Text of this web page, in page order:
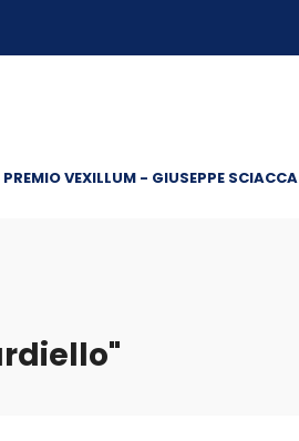
PREMIO VEXILLUM - GIUSEPPE SCIACCA